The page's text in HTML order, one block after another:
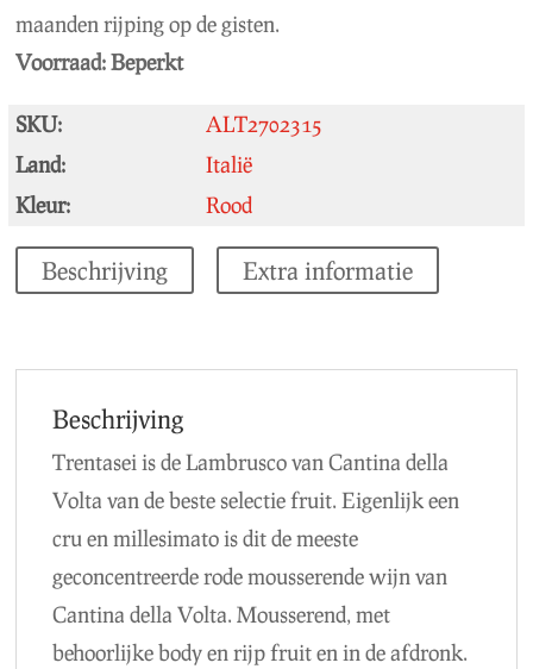
maanden rijping op de gisten.
Voorraad:Beperkt
SKU:
ALT2702315
Land:
Italië
Kleur:
Rood
Beschrijving Extra informatie
Beschrijving
Trentasei is de Lambrusco van Cantina della
Volta van de beste selectie fruit. Eigenlijk een
cru en millesimato is dit de meeste
geconcentreerde rode mousserende wijn van
Cantina della Volta. Mousserend, met
behoorlijke body en rijp fruit en in de afdronk.